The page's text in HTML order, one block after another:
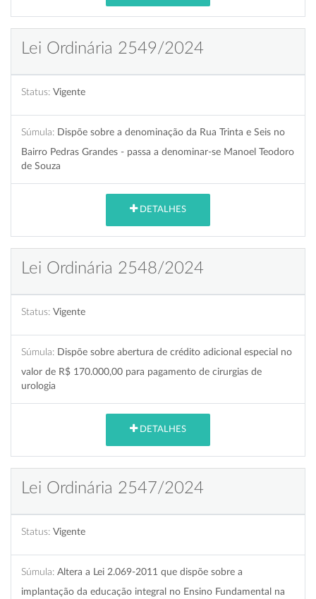
Lei Ordinária 2549/2024
Status: Vigente
Súmula: Dispõe sobre a denominação da Rua Trinta e Seis no
Bairro Pedras Grandes - passa a denominar-se Manoel Teodoro
de Souza
DETALHES
Lei Ordinária 2548/2024
Status: Vigente
Súmula: Dispõe sobre abertura de crédito adicional especial no
valor de R$ 170.000,00 para pagamento de cirurgias de
urologia
DETALHES
Lei Ordinária 2547/2024
Status: Vigente
Súmula: Altera a Lei 2.069-2011 que dispõe sobre a
implantação da educação integral no Ensino Fundamental na